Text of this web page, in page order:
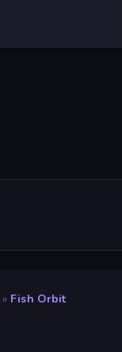
» Fish Orbit